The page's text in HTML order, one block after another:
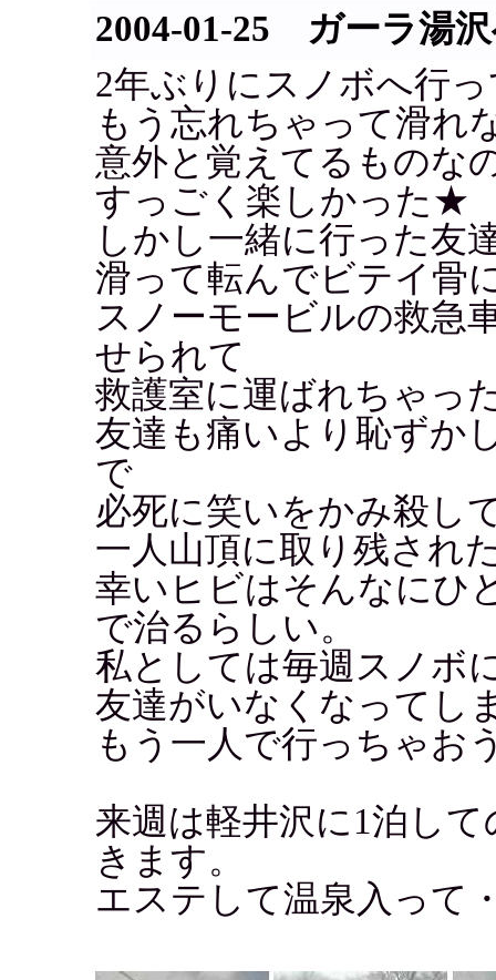
2004-01-25 ガーラ湯
2年ぶりにスノボへ行
もう忘れちゃって滑れ
意外と覚えてるものな
すっごく楽しかった★
しかし一緒に行った友
滑って転んでビテイ骨
スノーモービルの救急
せられて
救護室に運ばれちゃっ
友達も痛いより恥ずか
で
必死に笑いをかみ殺し
一人山頂に取り残され
幸いヒビはそんなにひ
で治るらしい。
私としては毎週スノボ
友達がいなくなってし
もう一人で行っちゃお
来週は軽井沢に1泊し
きます。
エステして温泉入って